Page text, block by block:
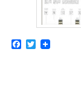
Facebook
Twitter